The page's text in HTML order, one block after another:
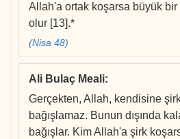
Allah'a ortak koşarsa büyük
olur [13].*
(Nisa 48)
Ali Bulaç Meali:
Gerçekten, Allah, kendisine şirk
bağışlamaz. Bunun dışında
bağışlar. Kim Allah'a şirk